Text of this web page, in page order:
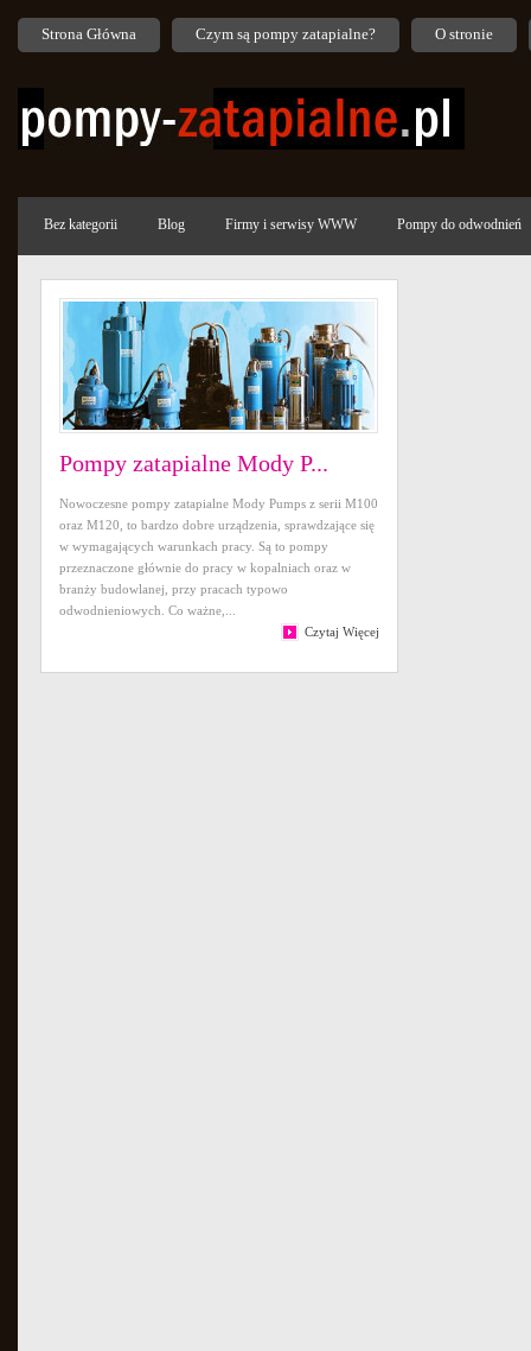
Strona Główna Czym są pompy zatapialne? O stronie
Bez kategorii Blog Firmy i serwisy WWW Pompy do odwodnień
Pompy zatapialne Mody P...
Nowoczesne pompy zatapialne Mody Pumps z serii M100
oraz M120, to bardzo dobre urządzenia, sprawdzające się
w wymagających warunkach pracy. Są to pompy
przeznaczone głównie do pracy w kopalniach oraz w
branży budowlanej, przy pracach typowo
odwodnieniowych. Co ważne,...
Czytaj Więcej